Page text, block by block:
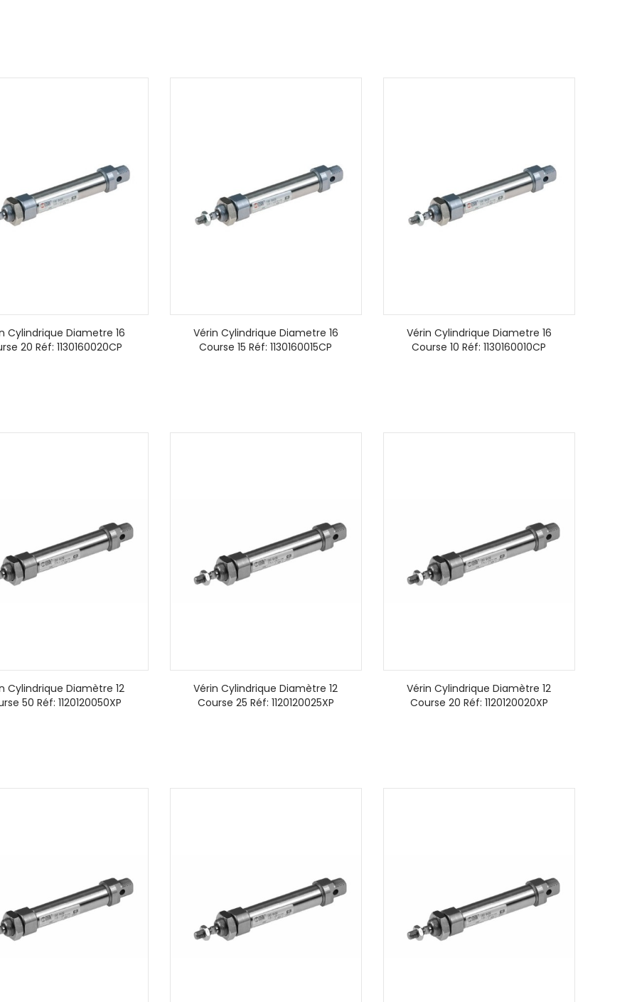
Cylindrique Diametre 16
20 Réf: 1130160020CP
Vérin Cylindrique Diametre 16
Course 15 Réf: 1130160015CP
Vérin Cylindrique Diametre 16
Course 10 Réf: 1130160010CP
Cylindrique Diamètre 12
50 Réf: 1120120050XP
Vérin Cylindrique Diamètre 12
Course 25 Réf: 1120120025XP
Vérin Cylindrique Diamètre 12
Course 20 Réf: 1120120020XP